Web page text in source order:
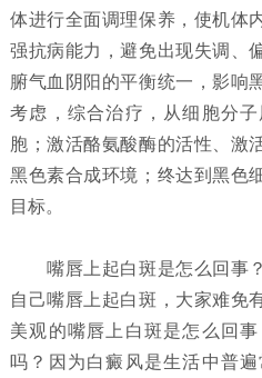
体进行全面调理保养，使机体
强抗病能力，避免出现失调、
腑气血阴阳的平衡统一，影响
考虑，综合治疗，从细胞分
胞；激活酪氨酸酶的活性、激
黑色素合成环境；终达到黑色
目标。
嘴唇上起白斑是怎么回事？
自己嘴唇上起白斑，大家难免
美观的嘴唇上白斑是怎么回
吗？因为白癜风是生活中普